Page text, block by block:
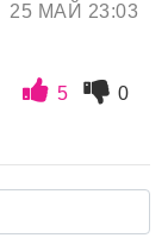
25 МАЙ 23:03
5
0